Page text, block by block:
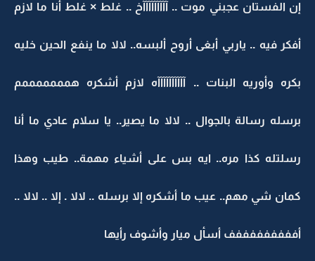
إن الفستان عجبني موت .. آآآآآآآآآخ .. غلط × غلط أنا ما لازم
أفكر فيه .. ياربي أبغى أروح ألبسه.. لالا ما ينفع الحين خليه
بكره وأوريه البنات .. آآآآآآآآآآه لازم أشكره همممممممم
برسله رسالة بالجوال .. لالا ما يصير.. يا سلام عادي ما أنا
رسلتله كذا مره.. ايه بس على أشياء مهمة.. طيب وهذا
كمان شي مهم.. عيب ما أشكره إلا برسله .. لالا . إلا .. لالا ..
أفففففففففف أسأل ميار وأشوف رأيها